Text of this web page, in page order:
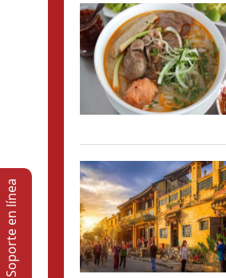
Soporte en lí­nea